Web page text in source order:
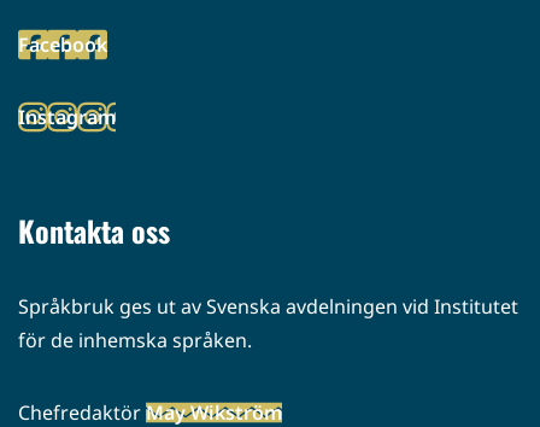
palveluun)
Facebook
(siirryt
palveluun)
Instagram
(siirryt
Kontakta oss
Språkbruk ges ut av Svenska avdelningen vid Institutet
för de inhemska språken.
ChefredaktörMay Wikström